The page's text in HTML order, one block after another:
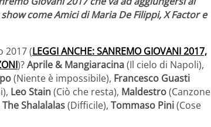
come Amici di Maria De Filippi, X Factor e
2017 (LEGGI ANCHE: SANREMO GIOVANI 2017,
)?Aprile & Mangiaracina(Il cielo di Napoli),
(Niente è impossibile), Francesco Guasti
Leo Stain(Ciò che resta), Maldestro(Canzone
The Shalalalas(Difficile), Tommaso Pini(Cose